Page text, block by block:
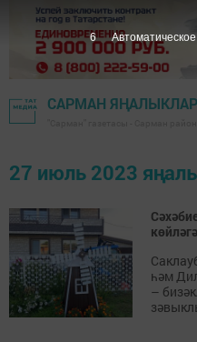
САРМАН
27 июль 2023
һәм
–
6